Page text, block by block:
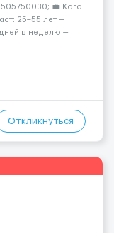
💼 Кого
25–55 лет —
в неделю —
Откликнуться